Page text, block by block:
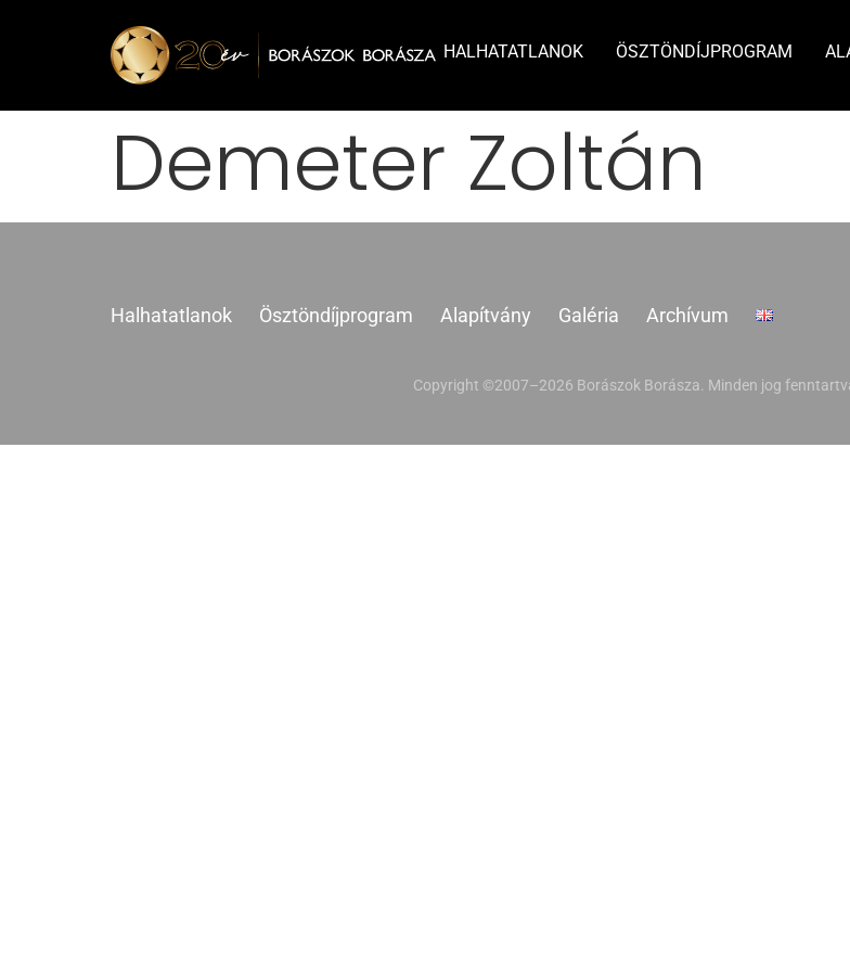
HALHATATLANOK ÖSZTÖNDÍJPROGRAM
Demeter Zoltán
Halhatatlanok Ösztöndíjprogram Alapítvány Galéria Archívum
Copyright ©2007–2026 Borászok Borásza. Minden jog